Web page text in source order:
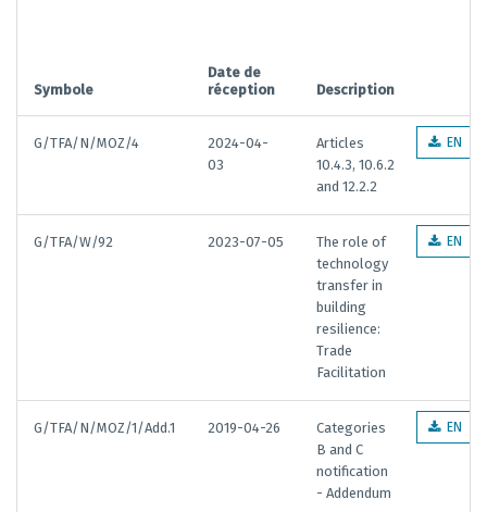
Symbole
Date de
réception
Description
G/TFA/N/MOZ/4
2024-04-
03
Articles
10.4.3, 10.6.2
and 12.2.2
EN
G/TFA/W/92 2023-07-05
The role of
technology
transfer in
building
resilience:
Trade
Facilitation
EN
G/TFA/N/MOZ/1/Add.1 2019-04-26
Categories
B and C
notification
- Addendum
EN